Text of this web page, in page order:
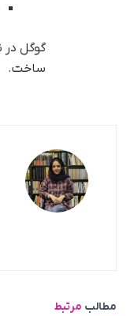
ساخت.
مطالب مرتبط